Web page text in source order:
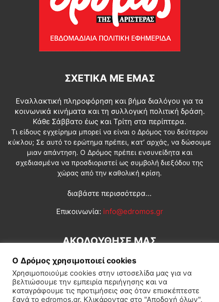
ΣΧΕΤΙΚΆ ΜΕ ΕΜΆΣ
Εναλλακτική πληροφόρηση και βήμα διαλόγου για τα
κοινωνικά κινήματα και τη συλλογική πολιτική δράση.
Κάθε Σάββατο έως και Τρίτη στα περίπτερα.
Τι είδους εγχείρημα μπορεί να είναι ο Δρόμος του δεύτερου
κύκλου; Σε αυτό το ερώτημα πρέπει, κατ’ αρχάς, να δώσουμε
μιαν απάντηση. Ο Δρόμος πρέπει ενσυνείδητα και
σχεδιασμένα να προσδιοριστεί ως συμβολή διεξόδου της
χώρας από την καθολική κρίση.
διαβάστε περισσότερα...
Επικοινωνία: info@edromos.gr
ΑΚΟΛΟΥΘΗΣΕ ΜΑΣ
Ο Δρόμος χρησιμοποιεί cookies
Χρησιμοποιούμε cookies στην ιστοσελίδα μας για να
βελτιώσουμε την εμπειρία περιήγησης και να
καταγράφουμε τις προτιμήσεις σας όταν επισκέπτεστε
ξανά το edromos.gr. Κλικάροντας στο "Αποδοχή όλων",